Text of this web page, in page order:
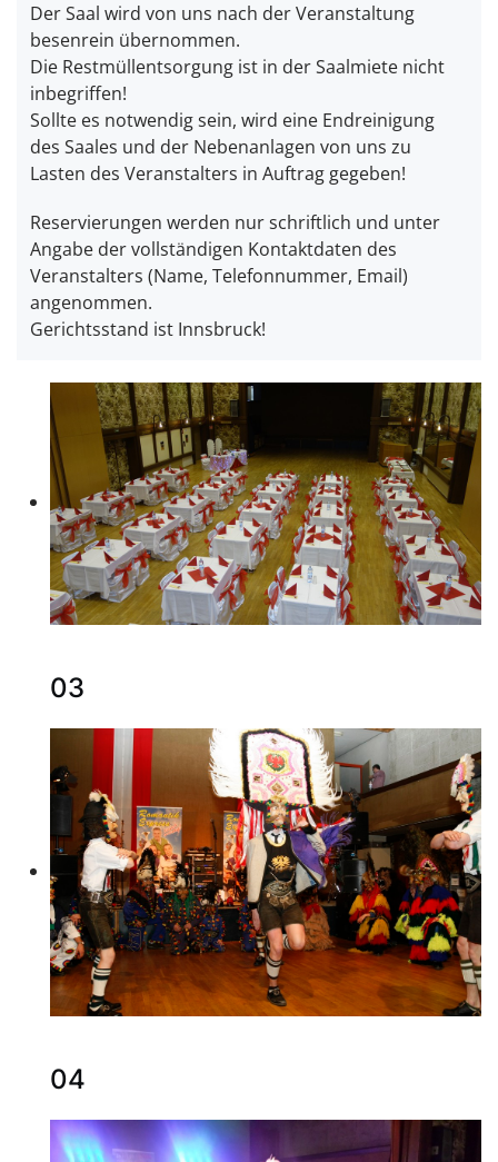
Der Saal wird von uns nach der Veranstaltung
besenrein übernommen.
Die Restmüllentsorgung ist in der Saalmiete nicht
inbegriffen!
Sollte es notwendig sein, wird eine Endreinigung
des Saales und der Nebenanlagen von uns zu
Lasten des Veranstalters in Auftrag gegeben!
Reservierungen werden nur schriftlich und unter
Angabe der vollständigen Kontaktdaten des
Veranstalters (Name, Telefonnummer, Email)
angenommen.
Gerichtsstand ist Innsbruck!
03
04